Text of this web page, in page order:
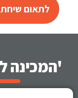
לתאום שיחת
'המכינה